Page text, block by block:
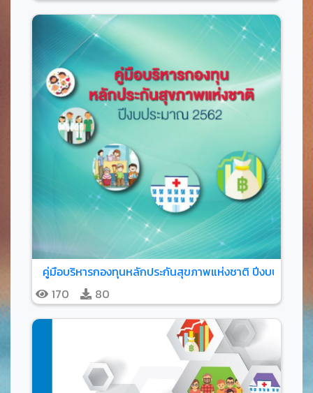
คู่มือบริหารกองทุนหลักประกันสุขภาพแห่งชาติ ปีงบประมาณ
170
80